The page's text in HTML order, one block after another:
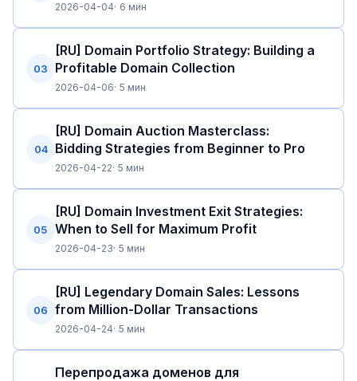
2026-04-04 6 мин
03
[RU] Domain Portfolio Strategy: Building a
Profitable Domain Collection
2026-04-06 5 мин
04
[RU] Domain Auction Masterclass:
Bidding Strategies from Beginner to Pro
2026-04-22 5 мин
05
[RU] Domain Investment Exit Strategies:
When to Sell for Maximum Profit
2026-04-23 5 мин
06
[RU] Legendary Domain Sales: Lessons
from Million-Dollar Transactions
2026-04-24 5 мин
Перепродажа доменов для